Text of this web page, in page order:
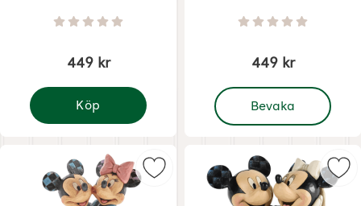
Art. nr 7760 Betyg: 0 Stjärnor av 5
449 kr
Köp
Löpare Vårkrans 35 x 120 cm
Art. nr 7759 Betyg: 0 Stjärnor
449 kr
Bevaka
, Löpare Hepatica 35 x
Markera disney Jul - Musse &